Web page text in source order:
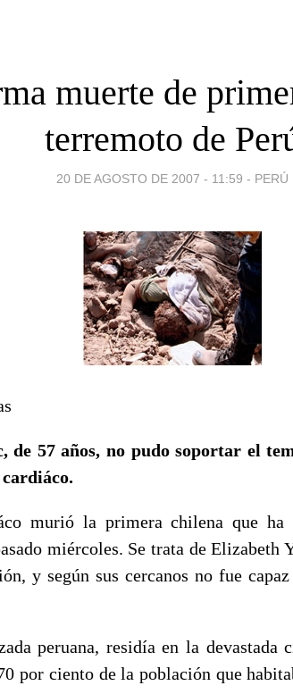
muerte de
terremoto de
20 DE AGOSTO DE 2007 - 11:59 - PERÚ
de 57 años, no pudo soportar el
murió la primera chilena que
miércoles. Se trata de Elizabeth
y según sus cercanos no fue
peruana, residía en la devastada
por ciento de la población que